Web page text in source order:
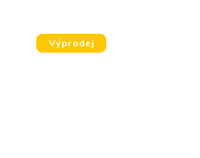
Výprodej